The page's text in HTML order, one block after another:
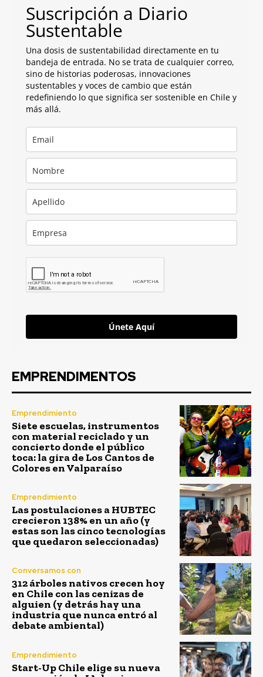
Suscripción a Diario
Sustentable
Una dosis de sustentabilidad directamente en tu
bandeja de entrada. No se trata de cualquier correo,
sino de historias poderosas, innovaciones
sustentables y voces de cambio que están
redefiniendo lo que significa ser sostenible en Chile y
más allá.
Únete Aquí
EMPRENDIMENTOS
Emprendimiento
Siete escuelas, instrumentos
con material reciclado y un
concierto donde el público
toca: la gira de Los Cantos de
Colores en Valparaíso
Emprendimiento
Las postulaciones a HUBTEC
crecieron 138% en un año (y
estas son las cinco tecnologías
que quedaron seleccionadas)
Conversamos con
312 árboles nativos crecen hoy
en Chile con las cenizas de
alguien (y detrás hay una
industria que nunca entró al
debate ambiental)
Emprendimiento
Start-Up Chile elige su nueva